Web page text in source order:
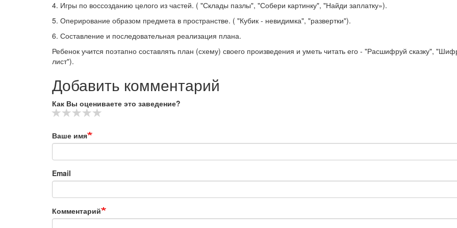
4. Игры по воссозданию целого из частей. ( "Склады пазлы", "Собери картинку", "Найди заплатку»).
5. Оперирование образом предмета в пространстве. ( "Кубик - невидимка", "развертки").
6. Составление и последовательная реализация плана.
Ребенок учится поэтапно составлять план (схему) своего произведения и уметь читать его - "Расшифруй сказку",
лист").
Добавить комментарий
Как Вы оцениваете это заведение?
Ваше имя
Email
Комментарий